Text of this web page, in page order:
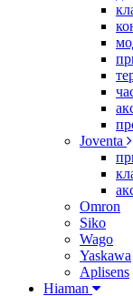
Joventa
Omron
Siko
Wago
Yaskawa
Aplisens
Hiaman